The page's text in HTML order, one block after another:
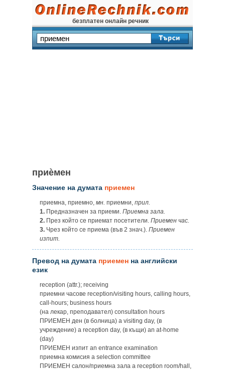
безплатен онлайн речник
приѐмен
Значение на думата приемен
приемна, приемно, мн. приемни, прил.
1. Предназначен за приеми. Приемна зала.
2. През който се приемат посетители. Приемен час.
3. Чрез който се приема (във 2 знач.). Приемен
изпит.
Превод на думата приемен на английски
език
reception (attr.); receiving
приемни часове reception/visiting hours, calling hours,
call-hours; business hours
(на лекар, преподавател) consultation hours
ПРИЕМЕН ден (в болница) a visiting day, (в
учреждение) а reception day, (в къщи) an at-home
(day)
ПРИЕМЕН изпит an entrance examination
приемна комисия a selection committee
ПРИЕМЕН салон/приемна зала a reception room/hall,